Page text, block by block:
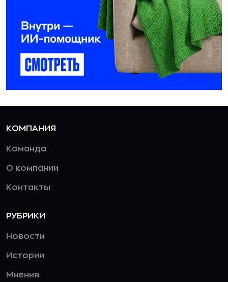
КОМПАНИЯ
Команда
О компании
Контакты
РУБРИКИ
Новости
Истории
Мнения